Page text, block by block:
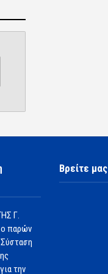
Γ.
ο παρών
την
Βρείτε